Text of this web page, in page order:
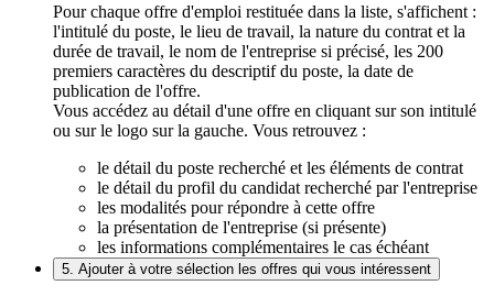
Pour chaque offre d'emploi restituée dans la liste, s'affichent :
l'intitulé du poste, le lieu de travail, la nature du contrat et la
durée de travail, le nom de l'entreprise si précisé, les 200
premiers caractères du descriptif du poste, la date de
publication de l'offre.
Vous accédez au détail d'une offre en cliquant sur son intitulé
ou sur le logo sur la gauche. Vous retrouvez :
le détail du poste recherché et les éléments de contrat
le détail du profil du candidat recherché par l'entreprise
les modalités pour répondre à cette offre
la présentation de l'entreprise (si présente)
les informations complémentaires le cas échéant
5. Ajouter à votre sélection les offres qui vous intéressent